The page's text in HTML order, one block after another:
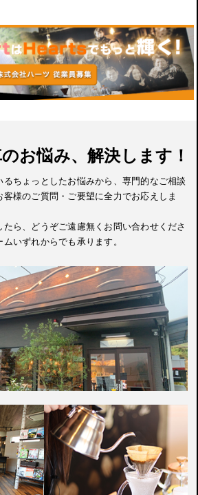
お悩み、解決します！
ちょっとしたお悩みから、専門的なご相談
様のご質問・ご要望に全力でお応えしま
ら、どうぞご遠慮無くお問い合わせくださ
いずれからでも承ります。